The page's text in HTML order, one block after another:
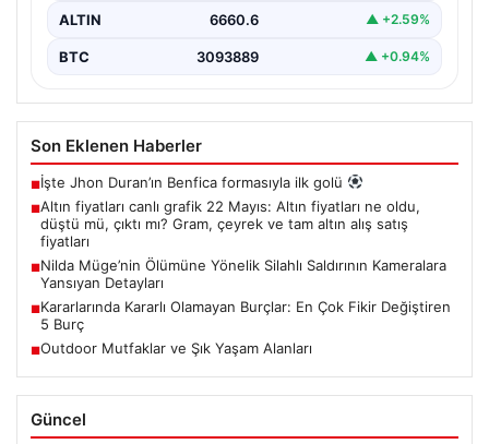
ALTIN 6660.6 ▲ +2.59%
BTC 3093889 ▲ +0.94%
Son Eklenen Haberler
■İşte Jhon Duran’ın Benfica formasıyla ilk golü
■Altın fiyatları canlı grafik 22 Mayıs: Altın fiyatları ne oldu,
düştü mü, çıktı mı? Gram, çeyrek ve tam altın alış satış
fiyatları
■Nilda Müge’nin Ölümüne Yönelik Silahlı Saldırının Kameralara
Yansıyan Detayları
■Kararlarında Kararlı Olamayan Burçlar: En Çok Fikir Değiştiren
5 Burç
■Outdoor Mutfaklar ve Şık Yaşam Alanları
Güncel